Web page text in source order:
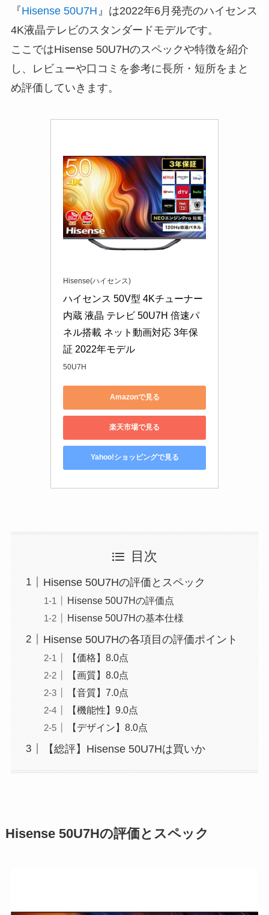
『Hisense 50U7H 』は2022年6月発売のハイセンス
4K液晶テレビのスタンダードモデルです。
ここではHisense 50U7Hのスペックや特徴を紹介
し、レビューや口コミを参考に長所・短所をまと
め評価していきます。
Hisense(ハイセンス)
ハイセンス 50V型 4Kチューナー
内蔵 液晶 テレビ 50U7H 倍速パ
ネル搭載 ネット動画対応 3年保
証 2022年モデル
50U7H
Amazonで見る
楽天市場で見る
Yahoo!ショッピングで見る
目次
Hisense 50U7Hの評価とスペック
Hisense 50U7Hの評価点
Hisense 50U7Hの基本仕様
Hisense 50U7Hの各項目の評価ポイント
【価格】8.0点
【画質】8.0点
【音質】7.0点
【機能性】9.0点
【デザイン】8.0点
【総評】Hisense 50U7Hは買いか
Hisense 50U7Hの評価とスペック